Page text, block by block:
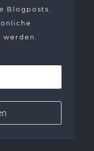
Blogposts,
werden.